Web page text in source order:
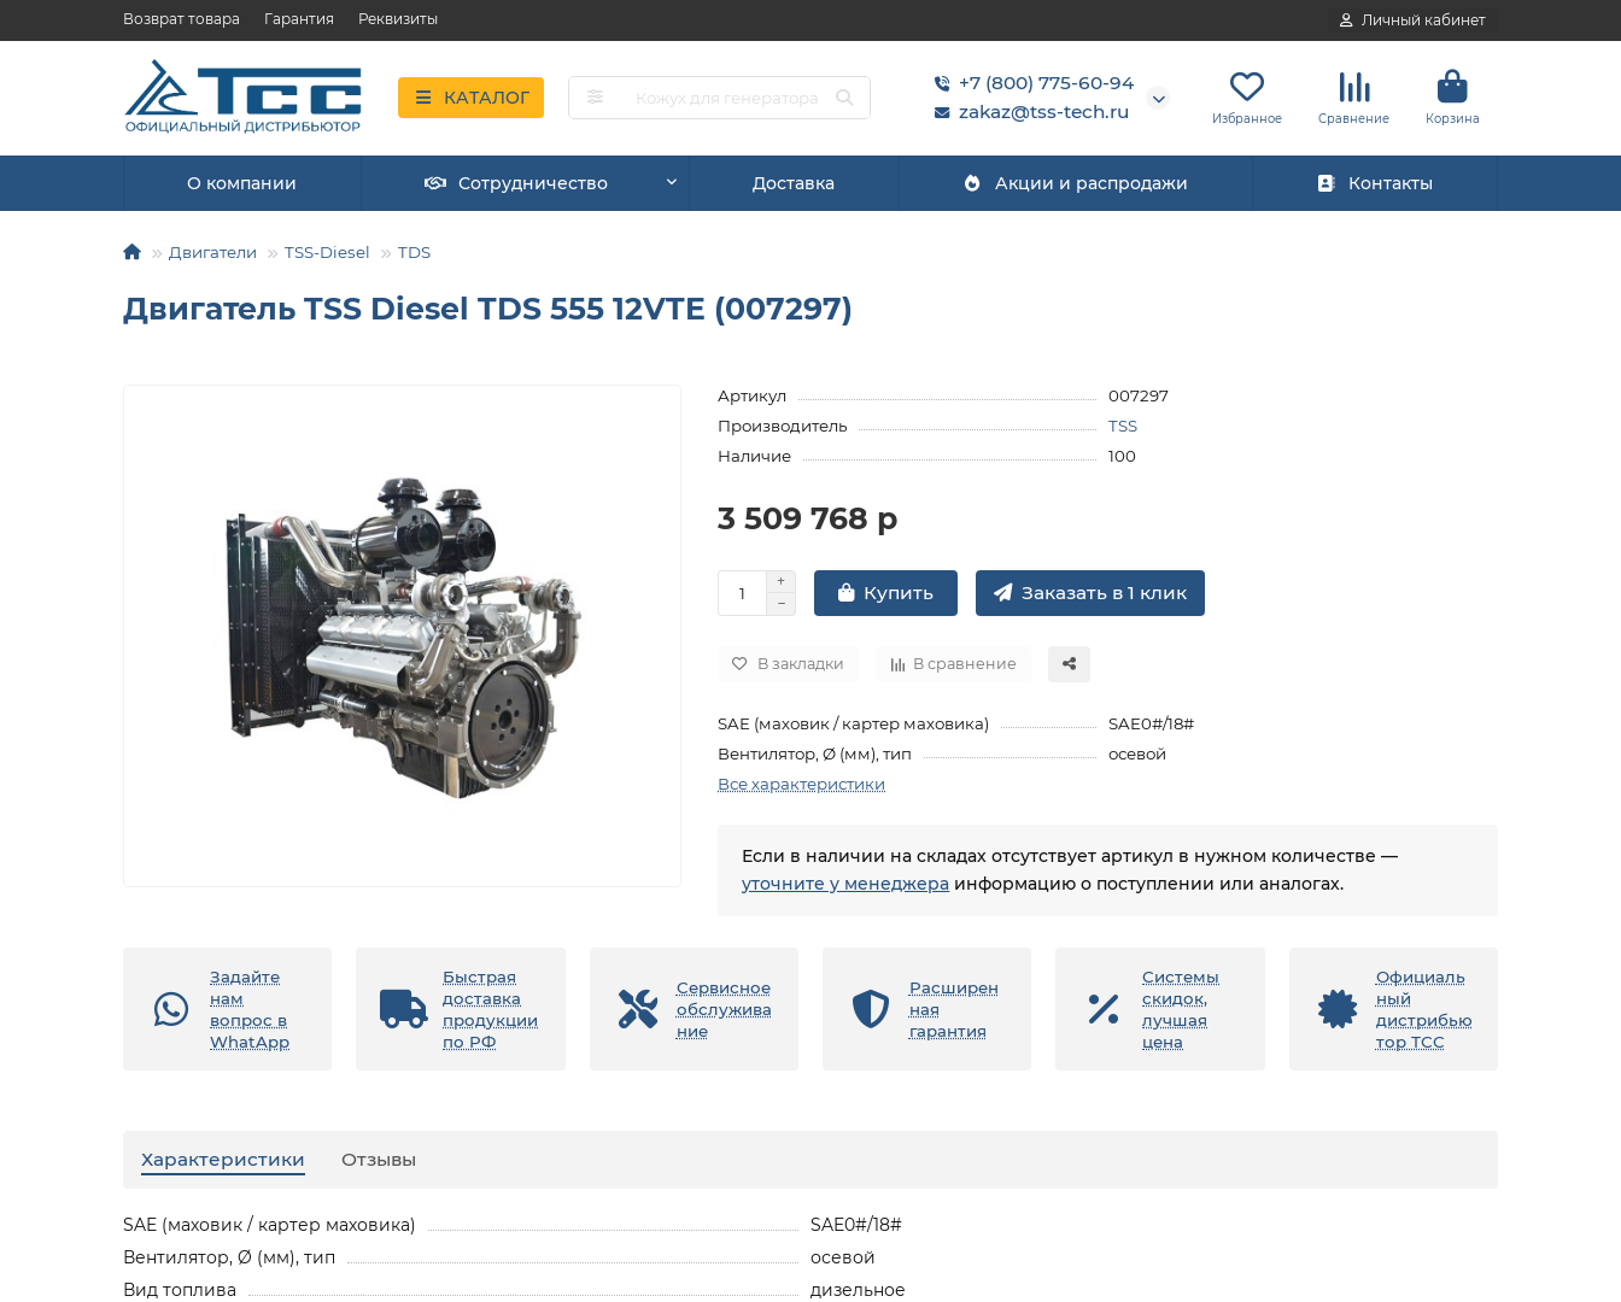
Возврат товара Гарантия Реквизиты Личный кабинет
КАТАЛОГ
+7 (800) 775-60-94
zakaz@tss-tech.ru
Избранное Сравнение Корзина
О компании Сотрудничество Доставка Акции и распродажи Контакты
Двигатели TSS-Diesel TDS
Двигатель TSS Diesel TDS 555 12VTE (007297)
Артикул
007297
Производитель
TSS
Наличие
100
3 509 768 р
Купить Заказать в 1 клик
В закладки В сравнение
SAE (маховик / картер маховика)
SAE0#/18#
Вентилятор, Ø (мм), тип
осевой
Все характеристики
Если в наличии на складах отсутствует артикул в нужном количестве —
уточните у менеджера информацию о поступлении или аналогах.
Задайте
нам
вопрос в
WhatApp
Быстрая
доставка
продукции
по РФ
Сервисное
обслужива
ние
Расширен
ная
гарантия
Системы
скидок,
лучшая
цена
Официаль
ный
дистрибью
тор ТСС
Характеристики Отзывы
SAE (маховик / картер маховика)
SAE0#/18#
Вентилятор, Ø (мм), тип
осевой
Вид топлива
дизельное